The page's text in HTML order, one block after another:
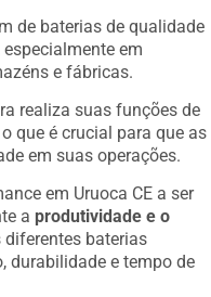
de baterias de qualidade
em
e fábricas.
realiza suas funções de
que é crucial para que as
em suas operações.
em Uruoca CE a ser
a produtividade e o
diferentes baterias
durabilidade e tempo de